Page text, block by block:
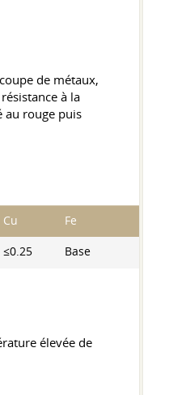
de métaux,
à la
au rouge puis
Cu Fe
≤0.25 Base
élevée de